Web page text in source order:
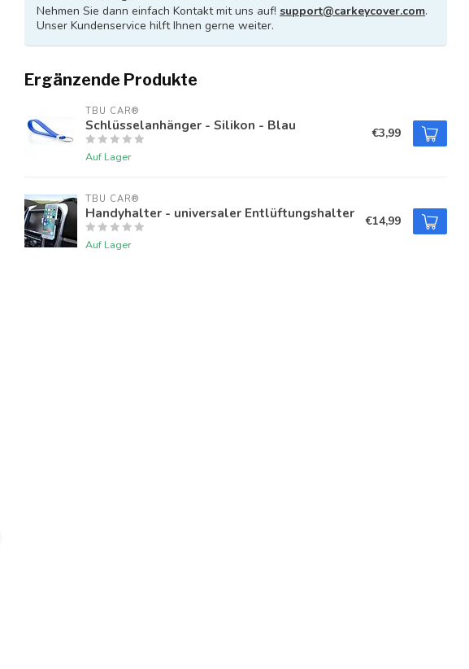
Nehmen Sie dann einfach Kontakt mit uns auf! support@carkeycover.com.
Unser Kundenservice hilft Ihnen gerne weiter.
Ergänzende Produkte
TBU CAR®
Schlüsselanhänger - Silikon - Blau
Auf Lager
€3,99
TBU CAR®
Handyhalter - universaler Entlüftungshalter
Auf Lager
€14,99